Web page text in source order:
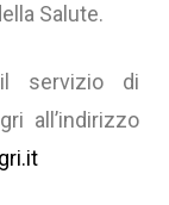
Salute.
il servizio di
all’indirizzo